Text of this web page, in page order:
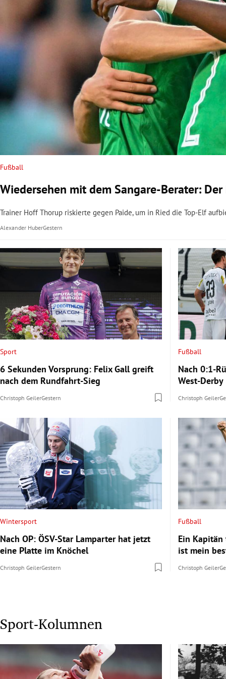
Untermenü
Untermenü
Untermenü
Untermenü
Untermenü
Untermenü
Untermenü
Fußball
Wiedersehen mit dem Sangare-Berater:
Trainer Hoff Thorup riskierte gegen Paide, um in Ried die Top-Elf
Alexander HuberGestern
Sport
6 Sekunden Vorsprung: Felix Gall greift
nach dem Rundfahrt-Sieg
Christoph GeilerGestern
Fußball
Nach 0:1-
West-Derby
Christoph Geiler
Wintersport
Nach OP: ÖSV-Star Lamparter hat jetzt
eine Platte im Knöchel
Christoph GeilerGestern
Fußball
Ein
ist mein
Christoph Geiler
Sport-Kolumnen